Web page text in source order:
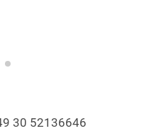
30 52136646